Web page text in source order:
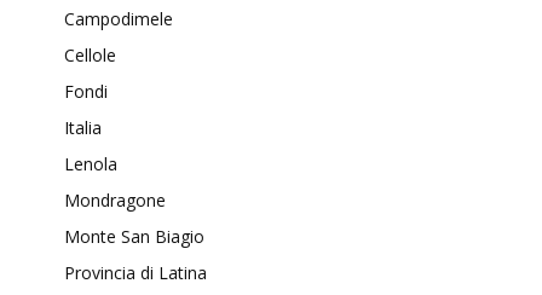
Campodimele
Cellole
Fondi
Italia
Lenola
Mondragone
Monte San Biagio
Provincia di Latina